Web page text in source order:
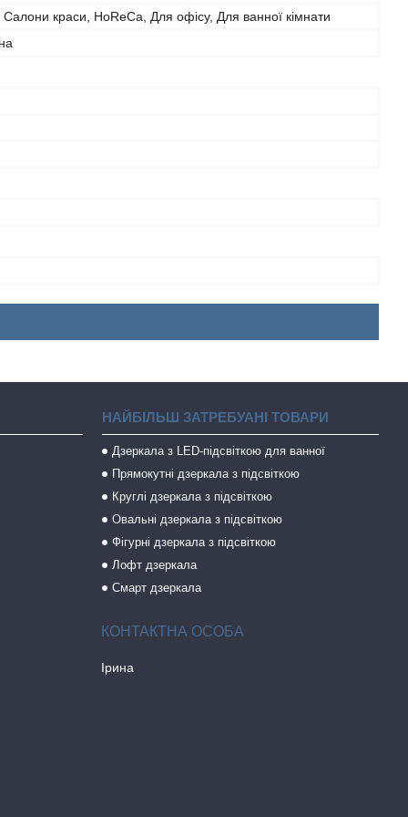
краси, HoReCa, Для офісу, Для ванної кімнати
НАЙБІЛЬШ ЗАТРЕБУАНІ ТОВАРИ
Дзеркала з LED-підсвіткою для ванної
Прямокутні дзеркала з підсвіткою
Круглі дзеркала з підсвіткою
Овальні дзеркала з підсвіткою
Фігурні дзеркала з підсвіткою
Лофт дзеркала
Смарт дзеркала
Ірина